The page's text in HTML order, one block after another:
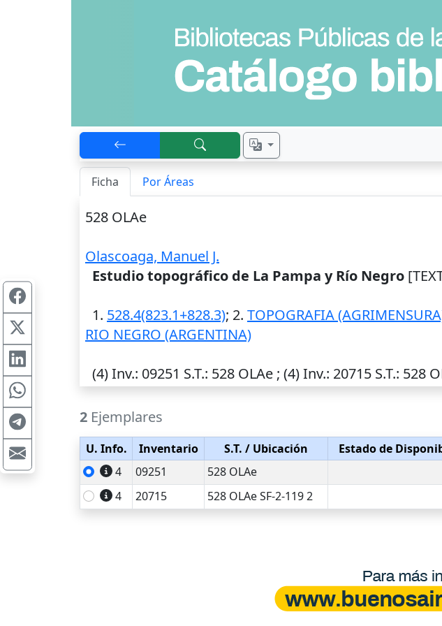
Ficha Por Áreas
528 OLAe
Olascoaga, Manuel J.
Estudio topográfico de La Pampa y Río Negro
1. 528.4(823.1+828.3); 2. TOPOGRAFIA
RIO NEGRO (ARGENTINA)
(4)Inv.: 09251 S.T.: 528 OLAe ; (4)Inv.: 20715 S.T.: 528
2 Ejemplares
U. Info. Inventario S.T. / Ubicación Estado de
4
09251 528 OLAe
4
20715 528 OLAe SF-2-119 2